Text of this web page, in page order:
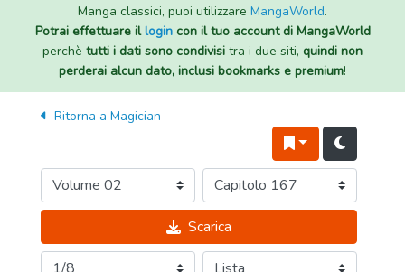
Manga classici, puoi utilizzare MangaWorld.
Potrai effettuare illogincon il tuo account di MangaWorld
perchè tutti i dati sono condivisi tra i due siti, quindi non
perderai alcun dato, inclusi bookmarks e premium!
Ritorna a Magician
Scarica